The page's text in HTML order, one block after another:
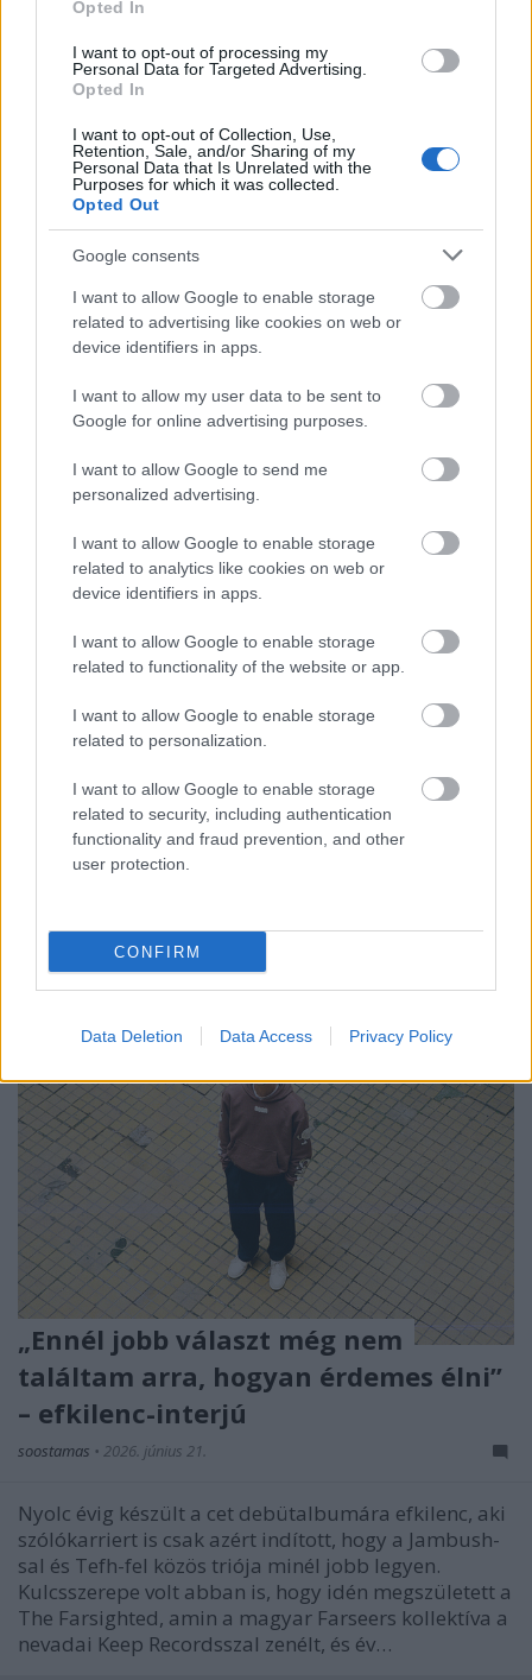
Opted In
I want to opt-out of processing my
Personal Data for Targeted Advertising.
Opted In
I want to opt-out of Collection, Use,
Retention, Sale, and/or Sharing of my
Personal Data that Is Unrelated with the
Purposes for which it was collected.
Opted Out
Google consents
I want to allow Google to enable storage
related to advertising like cookies on web or
device identifiers in apps.
I want to allow my user data to be sent to
Google for online advertising purposes.
I want to allow Google to send me
personalized advertising.
I want to allow Google to enable storage
related to analytics like cookies on web or
device identifiers in apps.
I want to allow Google to enable storage
related to functionality of the website or app.
I want to allow Google to enable storage
related to personalization.
I want to allow Google to enable storage
related to security, including authentication
functionality and fraud prevention, and other
user protection.
CONFIRM
Data Deletion Data Access Privacy Policy
Ma lépett volna fel először Budapesten a Sophs, akik
vedelték végig a debütalbumukat? Miért
gondolkodnak úgy a dalszerzésről, mint egy
regényíró? Hogyan törtek volna be a zeneiparba, ha
nem csap le rájuk nulla koncerttel és egyetlen
kiadott dal…
Lemeztáska: Grecsó Krisztián
soostamas 2026. június 30.
együttes tette versolvasóvá, és a Kispál
búcsúkoncertjével ért véget a fiatalsága. Grecsó
Krisztián a regényeiben is érzékletesen ír zenéről, de
maga is zenél, a Rájátszás vége óta leginkább Beck
„Ennél jobb választ még nem
találtam arra, hogyan érdemes élni”
– efkilenc-interjú
soostamas • 2026. június 21.
Nyolc évig készült a cet debütalbumára efkilenc, aki
szólókarriert is csak azért indított, hogy a Jambush-
sal és Tefh-fel közös triója minél jobb legyen.
Kulcsszerepe volt abban is, hogy idén megszületett a
The Farsighted, amin a magyar Farseers kollektíva a
nevadai Keep Recordsszal zenélt, és év…